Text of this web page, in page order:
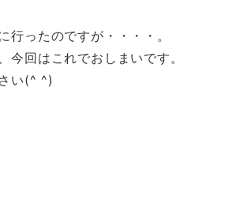
行ったのですが・・・・。
今回はこれでおしまいです。
い(^ ^)